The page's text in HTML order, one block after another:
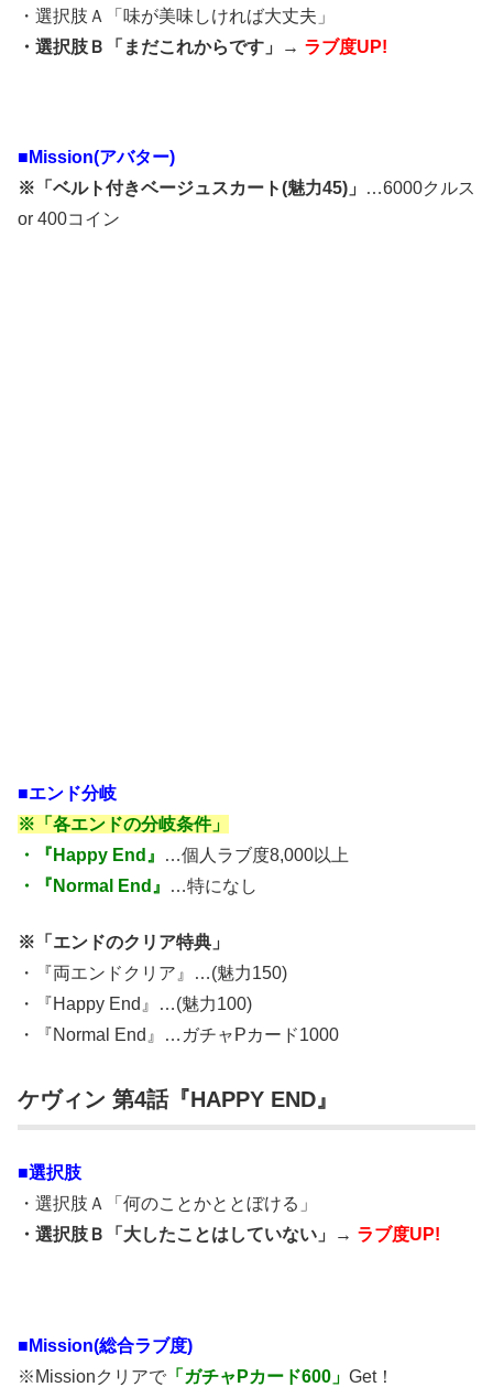
・選択肢Ａ「味が美味しければ大丈夫」
・選択肢Ｂ「まだこれからです」→ ラブ度UP!
■Mission(アバター)
※「ベルト付きベージュスカート(魅力45)」
…6000クルス
or 400コイン
■エンド分岐
※「各エンドの分岐条件」
・『Happy End』
…個人ラブ度8,000以上
・『Normal End』
…特になし
※「エンドのクリア特典」
・『両エンドクリア』…(魅力150)
・『Happy End』…(魅力100)
・『Normal End』…ガチャPカード1000
ケヴィン 第4話『HAPPY END』
■選択肢
・選択肢Ａ「何のことかととぼける」
・選択肢Ｂ「大したことはしていない」→ ラブ度UP!
■Mission(総合ラブ度)
※Missionクリアで 「ガチャPカード600」 Get！